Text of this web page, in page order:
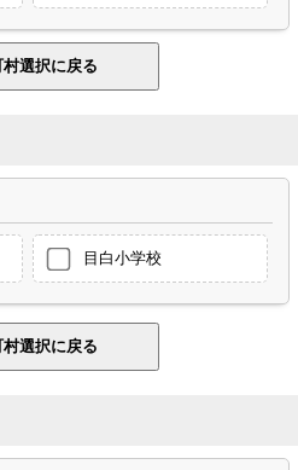
目白小学校